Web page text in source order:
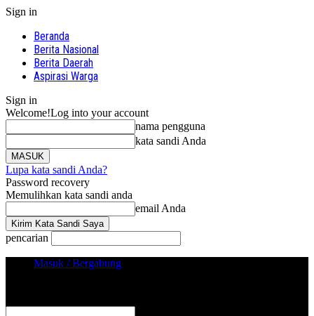
Sign in
Beranda
Berita Nasional
Berita Daerah
Aspirasi Warga
Sign in
Welcome!Log into your account
nama pengguna
kata sandi Anda
Lupa kata sandi Anda?
Password recovery
Memulihkan kata sandi anda
email Anda
pencarian
Masuk / Bergabung